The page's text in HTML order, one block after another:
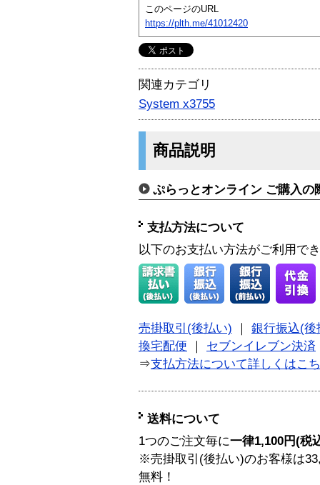
このページのURL
https://plth.me/41012420
関連カテゴリ
System x3755
商品説明
ぷらっとオンライン ご購入の
支払方法について
以下のお支払い方法がご利用で
売掛取引(後払い)
銀行振込(後
換宅配便
セブンイレブン決済
⇒支払方法について詳しくはこ
送料について
1つのご注文毎に一律1,100円(税
※売掛取引(後払い)のお客様は
無料！